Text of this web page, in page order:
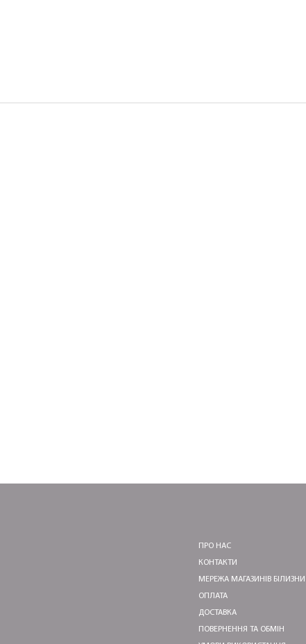
ПРО НАС
КОНТАКТИ
МЕРЕЖА МАГАЗИНІВ БІЛИЗНИ
ОПЛАТА
ДОСТАВКА
ПОВЕРНЕННЯ ТА ОБМІН